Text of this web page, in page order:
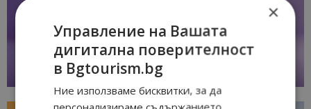
×
Управление на Вашата
дигитална поверителност
в Bgtourism.bg
Ние използваме бисквитки, за да